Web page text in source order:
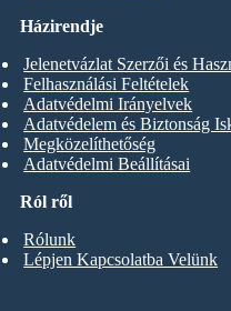
Ról ről
Rólunk
Lépjen Kapcsolatba Velünk
Házirendje
Jelenetvázlat Szerzői és
Felhasználási Feltételek
Adatvédelmi Irányelvek
Adatvédelem és Biztonság
Megközelíthetőség
Adatvédelmi Beállításai